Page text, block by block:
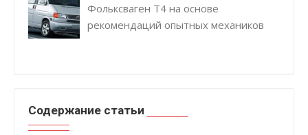
Фольксваген Т4 на основе
рекомендаций опытных механиков
Содержание статьи